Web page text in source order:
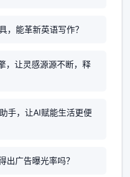
，能革新英语写作？
，让灵感源源不断，释
手，让AI赋能生活更便
出广告曝光率吗？